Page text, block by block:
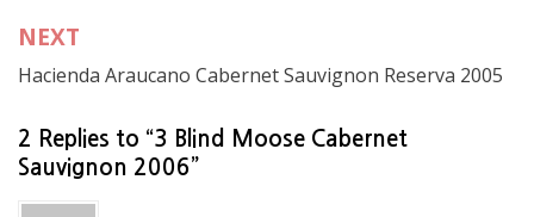
entradas
NEXT
Hacienda Araucano Cabernet Sauvignon Reserva 2005
2 Replies to “3 Blind Moose Cabernet
Sauvignon 2006”